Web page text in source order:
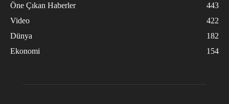
Öne Çıkan Haberler
443
Video
422
Dünya
182
Ekonomi
154